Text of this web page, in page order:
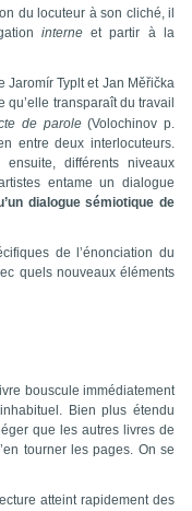
du locuteur à son cliché, il
interneet partir à la
Jaromír Typlt et Jan Měřička
qu’elle transparaît du travail
de parole(Volochinov p.
entre deux interlocuteurs.
différents niveaux
entame un dialogue
dialogue sémiotique de
de l’énonciation du
quels nouveaux éléments
bouscule immédiatement
Bien plus étendu
que les autres livres de
tourner les pages. On se
atteint rapidement des